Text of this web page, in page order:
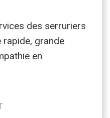
des serruriers
rapide, grande
en